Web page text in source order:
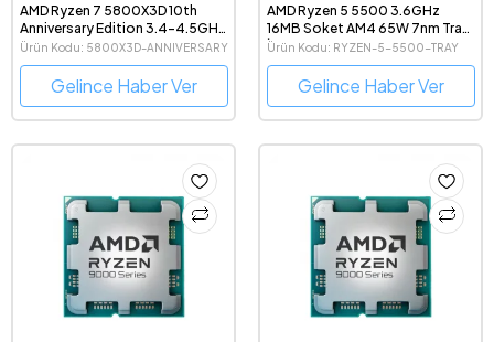
AMD Ryzen 7 5800X3D 10th
Anniversary Edition 3.4-4.5GHz
8 Çekirdek 16 Thread 96MB
Cache AM4 İşlemci
Ürün Kodu: 5800X3D-ANNIVERSARY
Gelince Haber Ver
AMD Ryzen 5 5500 3.6GHz
16MB Soket AM4 65W 7nm Tray
İşlemci
Ürün Kodu: RYZEN-5-5500-TRAY
Gelince Haber Ver